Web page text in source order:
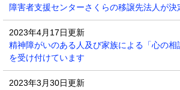
障害者支援センターさくらの移譲先法人が決
2023年4月17日更新
精神障がいのある人及び家族による「心の相
を受け付けています
2023年3月30日更新